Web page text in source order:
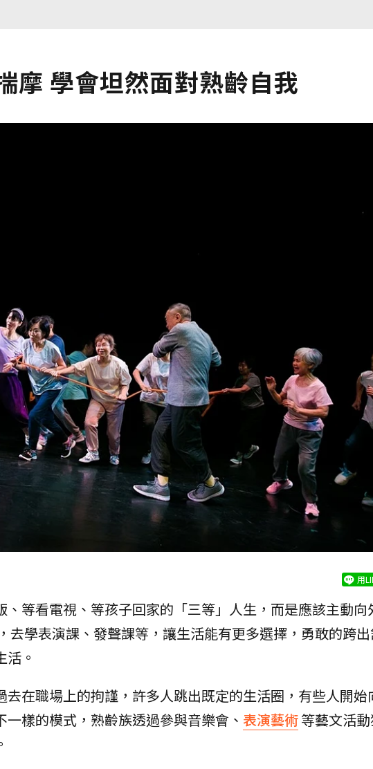
摩 學會坦然面對熟齡自我
用
等看電視、等孩子回家的「三等」人生，而是應該主動向
去學表演課、發聲課等，讓生活能有更多選擇，勇敢的跨
。
在職場上的拘謹，許多人跳出既定的生活圈，有些人開始
樣的模式，熟齡族透過參與音樂會、 表演藝術等藝文活